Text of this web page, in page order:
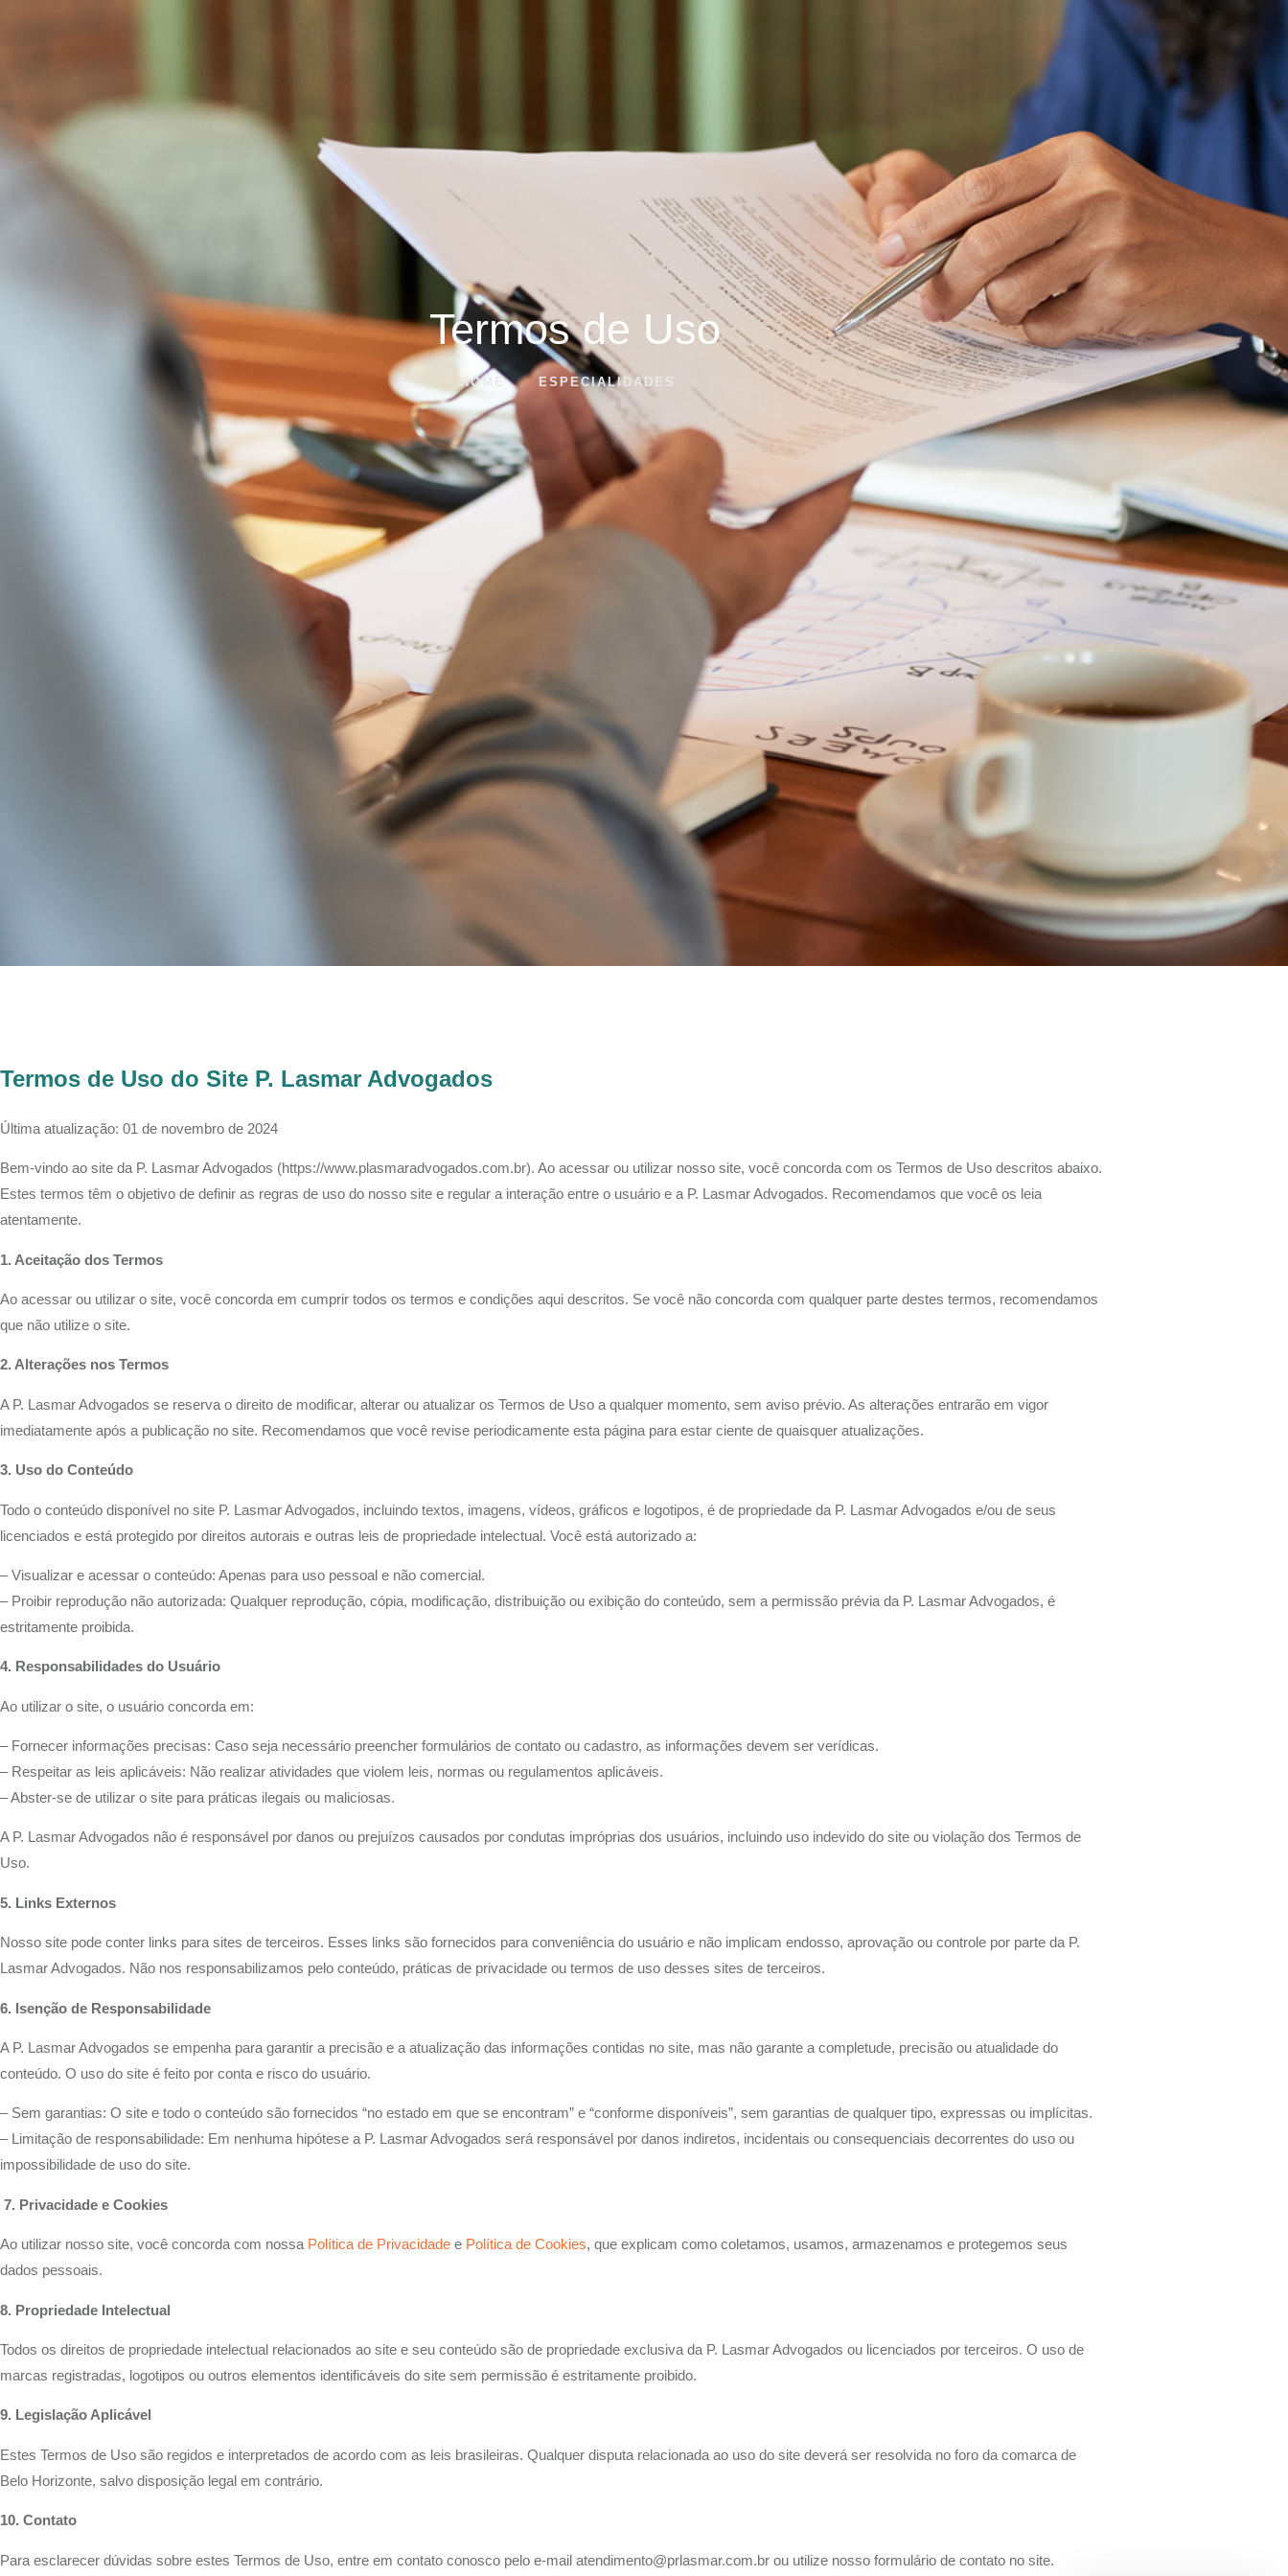
Termos de Uso
HOME ESPECIALIDADES
Termos de Uso do Site P. Lasmar Advogados
Última atualização: 01 de novembro de 2024
Bem-vindo ao site da P. Lasmar Advogados (https://www.plasmaradvogados.com.br). Ao acessar ou utilizar nosso site, você concorda com os Termos de Uso descritos abaixo.
Estes termos têm o objetivo de definir as regras de uso do nosso site e regular a interação entre o usuário e a P. Lasmar Advogados. Recomendamos que você os leia
atentamente.
1. Aceitação dos Termos
Ao acessar ou utilizar o site, você concorda em cumprir todos os termos e condições aqui descritos. Se você não concorda com qualquer parte destes termos, recomendamos
que não utilize o site.
2. Alterações nos Termos
A P. Lasmar Advogados se reserva o direito de modificar, alterar ou atualizar os Termos de Uso a qualquer momento, sem aviso prévio. As alterações entrarão em vigor
imediatamente após a publicação no site. Recomendamos que você revise periodicamente esta página para estar ciente de quaisquer atualizações.
3. Uso do Conteúdo
Todo o conteúdo disponível no site P. Lasmar Advogados, incluindo textos, imagens, vídeos, gráficos e logotipos, é de propriedade da P. Lasmar Advogados e/ou de seus
licenciados e está protegido por direitos autorais e outras leis de propriedade intelectual. Você está autorizado a:
– Visualizar e acessar o conteúdo: Apenas para uso pessoal e não comercial.
– Proibir reprodução não autorizada: Qualquer reprodução, cópia, modificação, distribuição ou exibição do conteúdo, sem a permissão prévia da P. Lasmar Advogados, é
estritamente proibida.
4. Responsabilidades do Usuário
Ao utilizar o site, o usuário concorda em:
– Fornecer informações precisas: Caso seja necessário preencher formulários de contato ou cadastro, as informações devem ser verídicas.
– Respeitar as leis aplicáveis: Não realizar atividades que violem leis, normas ou regulamentos aplicáveis.
– Abster-se de utilizar o site para práticas ilegais ou maliciosas.
A P. Lasmar Advogados não é responsável por danos ou prejuízos causados por condutas impróprias dos usuários, incluindo uso indevido do site ou violação dos Termos de
Uso.
5. Links Externos
Nosso site pode conter links para sites de terceiros. Esses links são fornecidos para conveniência do usuário e não implicam endosso, aprovação ou controle por parte da P.
Lasmar Advogados. Não nos responsabilizamos pelo conteúdo, práticas de privacidade ou termos de uso desses sites de terceiros.
6. Isenção de Responsabilidade
A P. Lasmar Advogados se empenha para garantir a precisão e a atualização das informações contidas no site, mas não garante a completude, precisão ou atualidade do
conteúdo. O uso do site é feito por conta e risco do usuário.
– Sem garantias: O site e todo o conteúdo são fornecidos “no estado em que se encontram” e “conforme disponíveis”, sem garantias de qualquer tipo, expressas ou implícitas.
– Limitação de responsabilidade: Em nenhuma hipótese a P. Lasmar Advogados será responsável por danos indiretos, incidentais ou consequenciais decorrentes do uso ou
impossibilidade de uso do site.
7. Privacidade e Cookies
Ao utilizar nosso site, você concorda com nossa Política de Privacidade e Política de Cookies, que explicam como coletamos, usamos, armazenamos e protegemos seus
dados pessoais.
8. Propriedade Intelectual
Todos os direitos de propriedade intelectual relacionados ao site e seu conteúdo são de propriedade exclusiva da P. Lasmar Advogados ou licenciados por terceiros. O uso de
marcas registradas, logotipos ou outros elementos identificáveis do site sem permissão é estritamente proibido.
9. Legislação Aplicável
Estes Termos de Uso são regidos e interpretados de acordo com as leis brasileiras. Qualquer disputa relacionada ao uso do site deverá ser resolvida no foro da comarca de
Belo Horizonte, salvo disposição legal em contrário.
10. Contato
Para esclarecer dúvidas sobre estes Termos de Uso, entre em contato conosco pelo e-mail atendimento@prlasmar.com.br ou utilize nosso formulário de contato no site.